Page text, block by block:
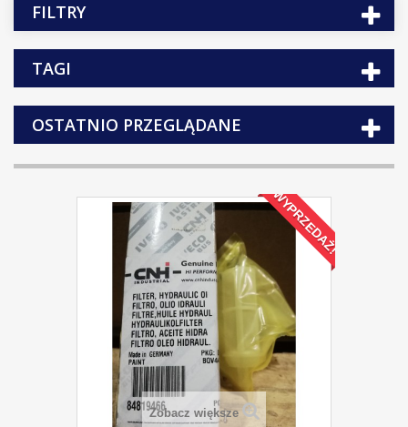
FILTRY
TAGI
OSTATNIO PRZEGLĄDANE
WYPRZEDAŻ!
Zobacz większe